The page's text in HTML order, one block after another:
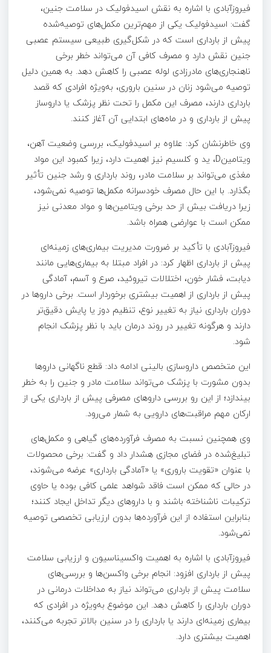
فیروزآبادی با اشاره به نقش اسیدفولیک در سلامت جنین،
گفت: اسیدفولیک یکی از مهم‌ترین مکمل‌های توصیه‌شده
پیش از بارداری است که در شکل‌گیری طبیعی سیستم عصبی
جنین نقش دارد و مصرف کافی آن می‌تواند خطر برخی
ناهنجاری‌های مادرزادی لوله عصبی را کاهش دهد. به همین دلیل
توصیه می‌شود زنان در سنین باروری، به‌ویژه افرادی که قصد
بارداری دارند، مصرف این مکمل را تحت نظر پزشک یا داروساز
پیش از بارداری و در ماه‌های ابتدایی آن آغاز کنند.
وی خاطرنشان کرد: علاوه بر اسیدفولیک، بررسی وضعیت آهن،
ویتامینD، ید و کلسیم نیز اهمیت دارد، زیرا کمبود این مواد
مغذی می‌تواند بر سلامت مادر، روند بارداری و رشد جنین تأثیر
بگذارد. با این حال مصرف خودسرانه مکمل‌ها توصیه نمی‌شود،
زیرا دریافت بیش از حد برخی ویتامین‌ها و مواد معدنی نیز
ممکن است با عوارضی همراه باشد.
فیروزآبادی با تأکید بر ضرورت مدیریت بیماری‌های زمینه‌ای
پیش از بارداری اظهار کرد: در افراد مبتلا به بیماری‌هایی مانند
دیابت، فشار خون، اختلالات تیروئید، صرع و آسم، آمادگی
پیش از بارداری از اهمیت بیشتری برخوردار است. برخی داروها در
دوران بارداری نیاز به تغییر نوع، تنظیم دوز یا پایش دقیق‌تر
دارند و هرگونه تغییر در روند درمان باید با نظر پزشک انجام
شود.
این متخصص داروسازی بالینی ادامه داد: قطع ناگهانی داروها
بدون مشورت با پزشک می‌تواند سلامت مادر و جنین را به خطر
بیندازد؛ از این رو بررسی داروهای مصرفی پیش از بارداری یکی از
ارکان مهم مراقبت‌های دارویی به شمار می‌رود.
وی همچنین نسبت به مصرف فرآورده‌های گیاهی و مکمل‌های
تبلیغ‌شده در فضای مجازی هشدار داد و گفت: برخی محصولات
با عنوان «تقویت باروری» یا «آمادگی بارداری» عرضه می‌شوند،
در حالی که ممکن است فاقد شواهد علمی کافی بوده یا حاوی
ترکیبات ناشناخته باشند و با داروهای دیگر تداخل ایجاد کنند؛
بنابراین استفاده از این فرآورده‌ها بدون ارزیابی تخصصی توصیه
نمی‌شود.
فیروزآبادی با اشاره به اهمیت واکسیناسیون و ارزیابی سلامت
پیش از بارداری افزود: انجام برخی واکسن‌ها و بررسی‌های
سلامت پیش از بارداری می‌تواند نیاز به مداخلات درمانی در
دوران بارداری را کاهش دهد. این موضوع به‌ویژه در افرادی که
بیماری زمینه‌ای دارند یا بارداری را در سنین بالاتر تجربه می‌کنند،
اهمیت بیشتری دارد.